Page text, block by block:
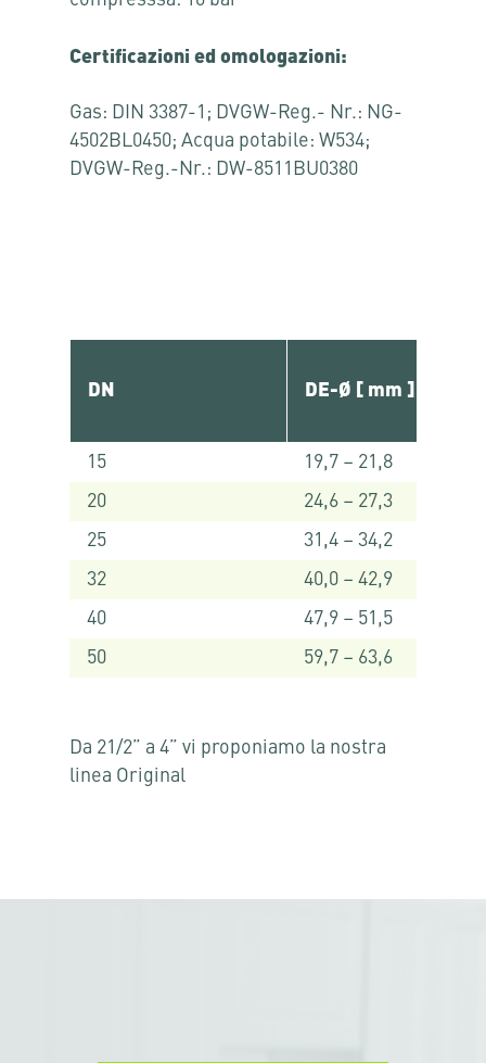
Certificazioni ed omologazioni:
Gas: DIN 3387-1; DVGW-Reg.- Nr.: NG-
4502BL0450; Acqua potabile: W534;
DVGW-Reg.-Nr.: DW-8511BU0380
DN DE-Ø [ mm ]
15
19,7 – 21,8
20
24,6 – 27,3
25
31,4 – 34,2
32
40,0 – 42,9
40
47,9 – 51,5
50
59,7 – 63,6
Da 21/2” a 4” vi proponiamo la nostra
linea Original